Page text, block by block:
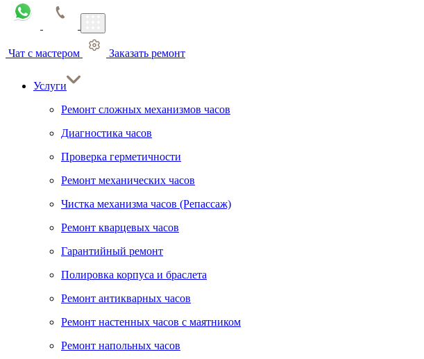
Чат с мастером Заказать ремонт
Услуги
Ремонт сложных механизмов часов
Диагностика часов
Проверка герметичности
Ремонт механических часов
Чистка механизма часов (Репассаж)
Ремонт кварцевых часов
Гарантийный ремонт
Полировка корпуса и браслета
Ремонт антикварных часов
Ремонт настенных часов с маятником
Ремонт напольных часов